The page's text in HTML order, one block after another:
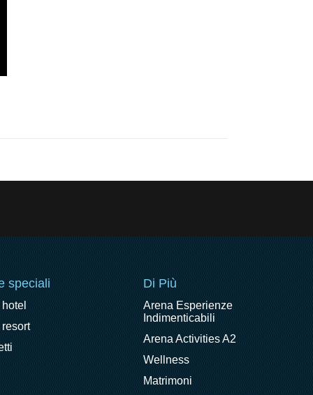
speciali
resort
Di Più
Arena Esperienze
Indimenticabili
Arena Activities A2
Wellness
Matrimoni